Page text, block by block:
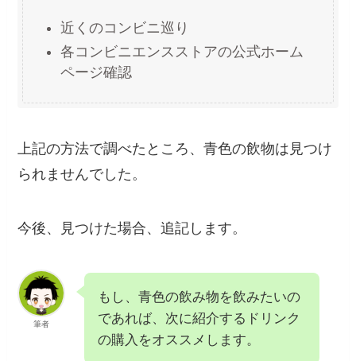
近くのコンビニ巡り
各コンビニエンスストアの公式ホーム
ページ確認
上記の方法で調べたところ、青色の飲物は見つけ
られませんでした。
今後、見つけた場合、追記します。
筆者
もし、青色の飲み物を飲みたいの
であれば、次に紹介するドリンク
の購入をオススメします。